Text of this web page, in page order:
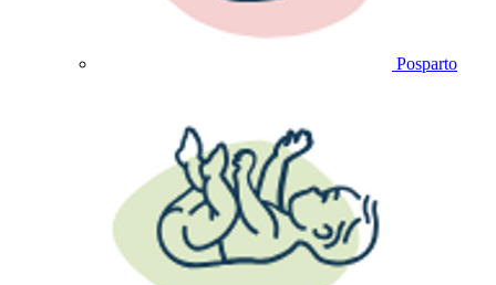
Posparto